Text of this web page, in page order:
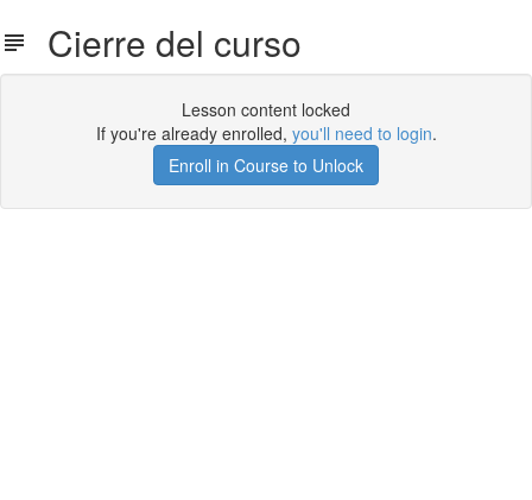
Cierre del curso
Lesson content locked
If you're already enrolled, you'll need to login.
Enroll in Course to Unlock